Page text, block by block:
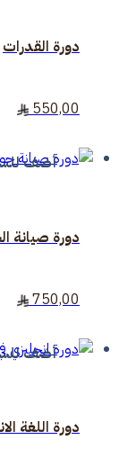
دورة القدرات
550,00
أضف
دورة صيانة
750,00
أضف
دورة اللغة